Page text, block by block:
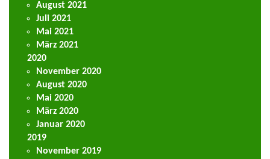
August 2021
Juli 2021
Mai 2021
März 2021
2020
November 2020
August 2020
Mai 2020
März 2020
Januar 2020
2019
November 2019